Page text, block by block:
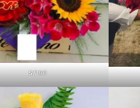
S/190